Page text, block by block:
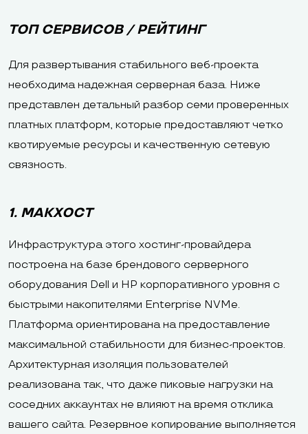
ТОП СЕРВИСОВ / РЕЙТИНГ
Для развертывания стабильного веб-проекта
необходима надежная серверная база. Ниже
представлен детальный разбор семи проверенных
платных платформ, которые предоставляют четко
квотируемые ресурсы и качественную сетевую
связность.
1. МАКХОСТ
Инфраструктура этого хостинг-провайдера
построена на базе брендового серверного
оборудования Dell и HP корпоративного уровня с
быстрыми накопителями Enterprise NVMe.
Платформа ориентирована на предоставление
максимальной стабильности для бизнес-проектов.
Архитектурная изоляция пользователей
реализована так, что даже пиковые нагрузки на
соседних аккаунтах не влияют на время отклика
вашего сайта. Резервное копирование выполняется